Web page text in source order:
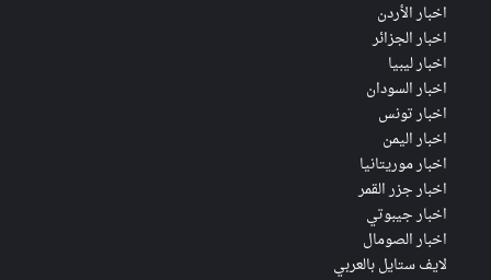
اخبار الأردن
اخبار الجزائر
اخبار ليبيا
اخبار السودان
اخبار تونس
اخبار اليمن
اخبار موريتانيا
اخبار جزر القمر
اخبار جيبوتي
اخبار الصومال
لايف ستايل بالعربي